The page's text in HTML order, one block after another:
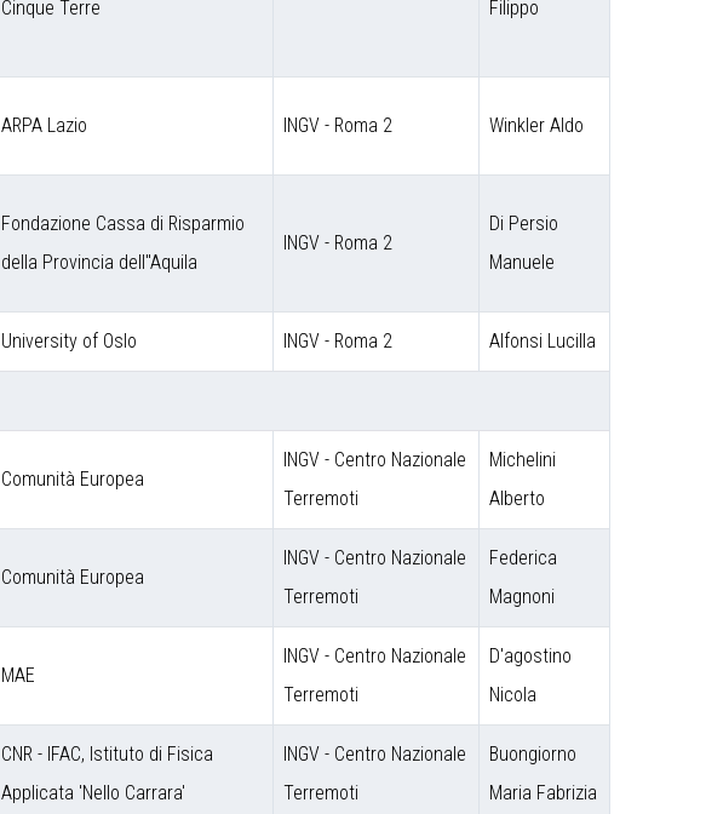
Cinque Terre
Filippo
ARPA Lazio INGV - Roma 2 Winkler Aldo
Fondazione Cassa di Risparmio
della Provincia dell''Aquila
INGV - Roma 2
Di Persio
Manuele
University of Oslo INGV - Roma 2 Alfonsi Lucilla
Comunità Europea
INGV - Centro Nazionale
Terremoti
Michelini
Alberto
Comunità Europea
INGV - Centro Nazionale
Terremoti
Federica
Magnoni
MAE
INGV - Centro Nazionale
Terremoti
D'agostino
Nicola
CNR - IFAC, Istituto di Fisica
Applicata 'Nello Carrara'
INGV - Centro Nazionale
Terremoti
Buongiorno
Maria Fabrizia